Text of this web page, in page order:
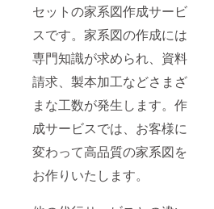
セットの家系図作成サービ
スです。家系図の作成には
専門知識が求められ、資料
請求、製本加工などさまざ
まな工数が発生します。作
成サービスでは、お客様に
変わって高品質の家系図を
お作りいたします。